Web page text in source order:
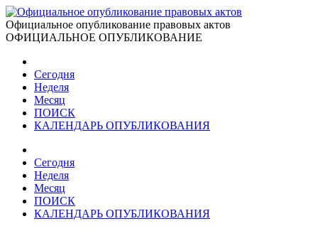
Официальное опубликование правовых актов
ОФИЦИАЛЬНОЕ ОПУБЛИКОВАНИЕ
Сегодня
Неделя
Месяц
ПОИСК
КАЛЕНДАРЬ ОПУБЛИКОВАНИЯ
Сегодня
Неделя
Месяц
ПОИСК
КАЛЕНДАРЬ ОПУБЛИКОВАНИЯ